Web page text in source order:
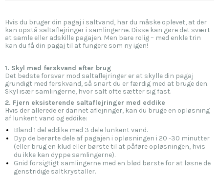
Hvis du bruger din pagaj i saltvand, har du måske oplevet, at der
kan opstå saltaflejringer i samlingerne. Disse kan gøre det svært
at samle eller adskille pagajen. Men bare rolig – med enkle trin
kan du få din pagaj til at fungere som ny igen!
1. Skyl med ferskvand efter brug
Det bedste forsvar mod saltaflejringer er at skylle din pagaj
grundigt med ferskvand, så snart du er færdig med at bruge den.
Skyl især samlingerne, hvor salt ofte sætter sig fast.
2. Fjern eksisterende saltaflejringer med eddike
Hvis der allerede er dannet aflejringer, kan du bruge en opløsning
af lunkent vand og eddike:
Bland 1 del eddike med 3 dele lunkent vand.
Dyp de berørte dele af pagajen i opløsningen i 20 -30 minutter
(eller brug en klud eller børste til at påføre opløsningen, hvis
du ikke kan dyppe samlingerne).
Gnid forsigtigt samlingerne med en blød børste for at løsne de
genstridige saltkrystaller.